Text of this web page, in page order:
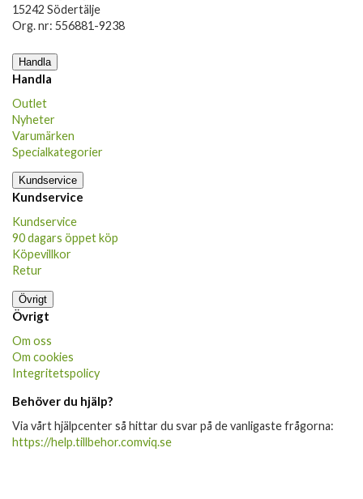
15242 Södertälje
Org. nr: 556881-9238
Handla
Handla
Outlet
Nyheter
Varumärken
Specialkategorier
Kundservice
Kundservice
Kundservice
90 dagars öppet köp
Köpevillkor
Retur
Övrigt
Övrigt
Om oss
Om cookies
Integritetspolicy
Behöver du hjälp?
Via vårt hjälpcenter så hittar du svar på de vanligaste frågorna:
https://help.tillbehor.comviq.se